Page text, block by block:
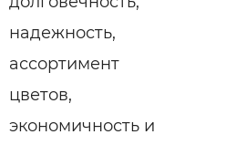
надежность,
ассортимент
цветов,
экономичность и